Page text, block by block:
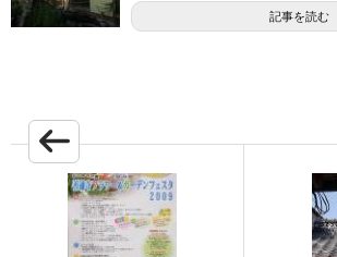
記事を読む